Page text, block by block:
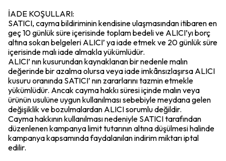
İADE KOŞULLARI:
SATICI, cayma bildiriminin kendisine ulaşmasından itibaren en
geç 10 günlük süre içerisinde toplam bedeli ve ALICI’yı borç
altına sokan belgeleri ALICI’ ya iade etmek ve 20 günlük süre
içerisinde malı iade almakla yükümlüdür.
ALICI’ nın kusurundan kaynaklanan bir nedenle malın
değerinde bir azalma olursa veya iade imkânsızlaşırsa ALICI
kusuru oranında SATICI’ nın zararlarını tazmin etmekle
yükümlüdür. Ancak cayma hakkı süresi içinde malın veya
ürünün usulüne uygun kullanılması sebebiyle meydana gelen
değişiklik ve bozulmalardan ALICI sorumlu değildir.
Cayma hakkının kullanılması nedeniyle SATICI tarafından
düzenlenen kampanya limit tutarının altına düşülmesi halinde
kampanya kapsamında faydalanılan indirim miktarı iptal
edilir.